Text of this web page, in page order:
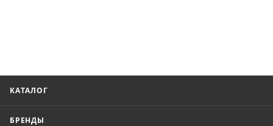
КАТАЛОГ
БРЕНДЫ